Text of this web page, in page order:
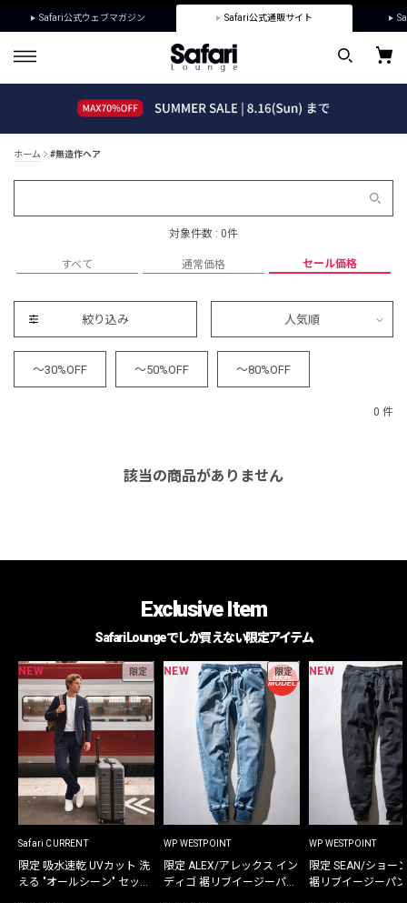
Safari公式ウェブマガジン Safari公式通販サイト
ホーム #無造作ヘア
対象件数 : 0件
すべて 通常価格 セール価格
絞り込み 人気順
～30%OFF ～50%OFF ～80%OFF
0 件
該当の商品がありません
Exclusive Item
Safari Loungeでしか買えない限定アイテム
NEW 限定
Safari CURRENT
限定 吸水速乾 UVカット 洗
える "オールシーン" セット
NEW 限定
WP WESTPOINT
限定 ALEX/アレックス イン
ディゴ 裾リブイージーパン
NEW
WP WESTPOINT
限定 SEAN/ショー
裾リブイージーパ